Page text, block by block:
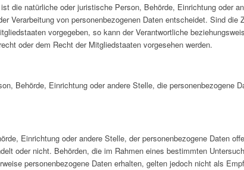
die natürliche oder juristische Person, Behörde, Einrichtung oder
Verarbeitung von personenbezogenen Daten entscheidet. Sind die
vorgegeben, so kann der Verantwortliche
oder dem Recht der Mitgliedstaaten vorgesehen werden.
Behörde, Einrichtung oder andere Stelle, die personenbezogene
Einrichtung oder andere Stelle, der personenbezogene Daten
oder nicht. Behörden, die im Rahmen eines bestimmten
personenbezogene Daten erhalten, gelten jedoch nicht als